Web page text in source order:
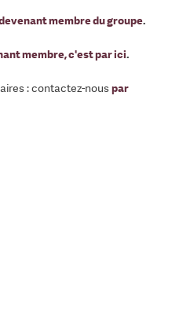
membre du groupe.
membre, c'est par ici.
: contactez-nouspar